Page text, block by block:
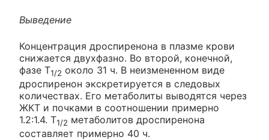
Выведение
Концентрация дроспиренона в плазме крови
снижается двухфазно. Во второй, конечной,
фазе T1/2 около 31 ч. В неизмененном виде
дроспиренон экскретируется в следовых
количествах. Его метаболиты выводятся через
ЖКТ и почками в соотношении примерно
1.2:1.4. Т1/2 метаболитов дроспиренона
составляет примерно 40 ч.